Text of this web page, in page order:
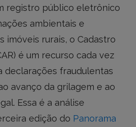
registro público eletrônico
ambientais e
imóveis rurais, o Cadastro
é um recurso cada vez
declarações fraudulentas
avanço da grilagem e ao
Essa é a análise
edição do Panorama